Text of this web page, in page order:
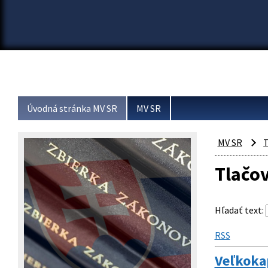
Úvodná stránka MV SR MV SR
MV SR
Hľadať text:
RSS